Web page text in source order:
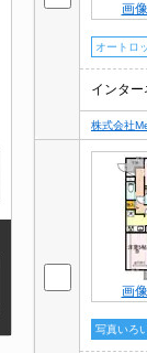
画
オートロ
インタ
株式会社
画
写真いろ